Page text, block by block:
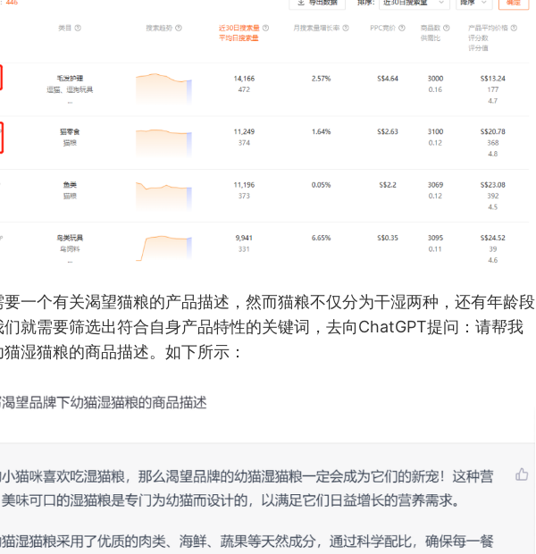
一个有关渴望猫粮的产品描述，然而猫粮不仅分为干湿两种，还有年龄段
们就需要筛选出符合自身产品特性的关键词，去向ChatGPT提问：请帮我
湿猫粮的商品描述。如下所示：